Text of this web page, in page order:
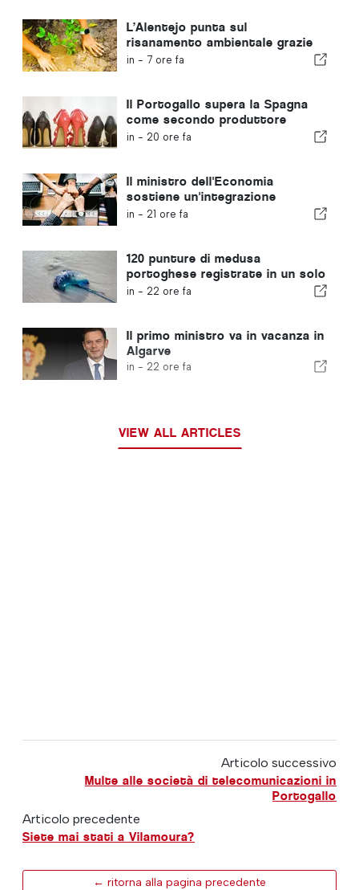
L’Alentejo punta sul
risanamento ambientale grazie
ai fondi europei
in - 7 ore fa
Il Portogallo supera la Spagna
come secondo produttore
europeo di calzature
in - 20 ore fa
Il ministro dell'Economia
sostiene un'integrazione
regolamentata e garantisce un
in - 21 ore fa
120 punture di medusa
portoghese registrate in un solo
giorno
in - 22 ore fa
Il primo ministro va in vacanza in
Algarve
in - 22 ore fa
VIEW ALL ARTICLES
Articolo successivo
Multe alle società di telecomunicazioni in
Portogallo
Articolo precedente
Siete mai stati a Vilamoura?
← ritorna alla pagina precedente